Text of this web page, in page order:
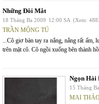
Những Đôi Mắt
18 Tháng Ba 2009 12:00 SA (Xem:
TRẦN MỘNG TÚ
...Cô giơ bàn tay ra nắng, nắng rất ấm,
trên mặt cô. Cô ngồi xuống bên thành
Ngọn Hải
15 Tháng
MAI